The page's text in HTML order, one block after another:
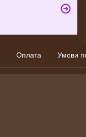
Оплата Умови